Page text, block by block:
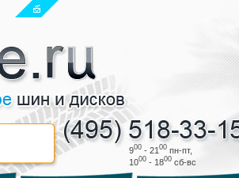
900 - 21 00 пн-пт,
1000 - 1800 cб-вс